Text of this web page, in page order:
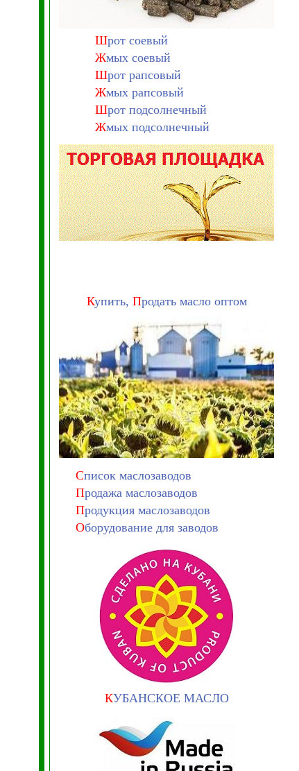
Шрот соевый
Жмых соевый
Шрот рапсовый
Жмых рапсовый
Шрот подсолнечный
Жмых подсолнечный
Купить, Продать масло оптом
Список маслозаводов
Продажа маслозаводов
Продукция маслозаводов
Оборудование для заводов
КУБАНСКОЕ МАСЛО